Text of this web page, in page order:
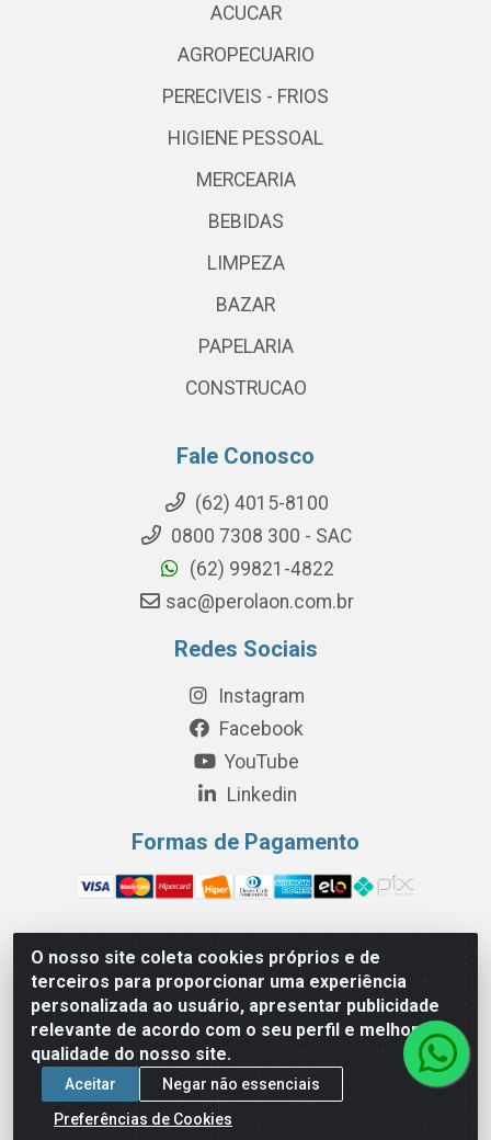
O nosso site coleta cookies próprios e de
terceiros para proporcionar uma experiência
personalizada ao usuário, apresentar publicidade
relevante de acordo com o seu perfil e melhorar a
qualidade do nosso site.
Aceitar
Negar não essenciais
Preferências de Cookies
ACUCAR
AGROPECUARIO
PERECIVEIS - FRIOS
HIGIENE PESSOAL
MERCEARIA
BEBIDAS
LIMPEZA
BAZAR
PAPELARIA
CONSTRUCAO
Fale Conosco
(62) 4015-8100
0800 7308 300 - SAC
(62) 99821-4822
sac@perolaon.com.br
Redes Sociais
Instagram
Facebook
YouTube
Linkedin
Formas de Pagamento
Perola Distribuição e Logística S/A - Av. Anhanguera km 24 N°
200 Bloco 12-A -Jardim Jaraguá, São Paulo/SP - Cep 05.275-
000 - CNPJ 06.204.131/0001-77